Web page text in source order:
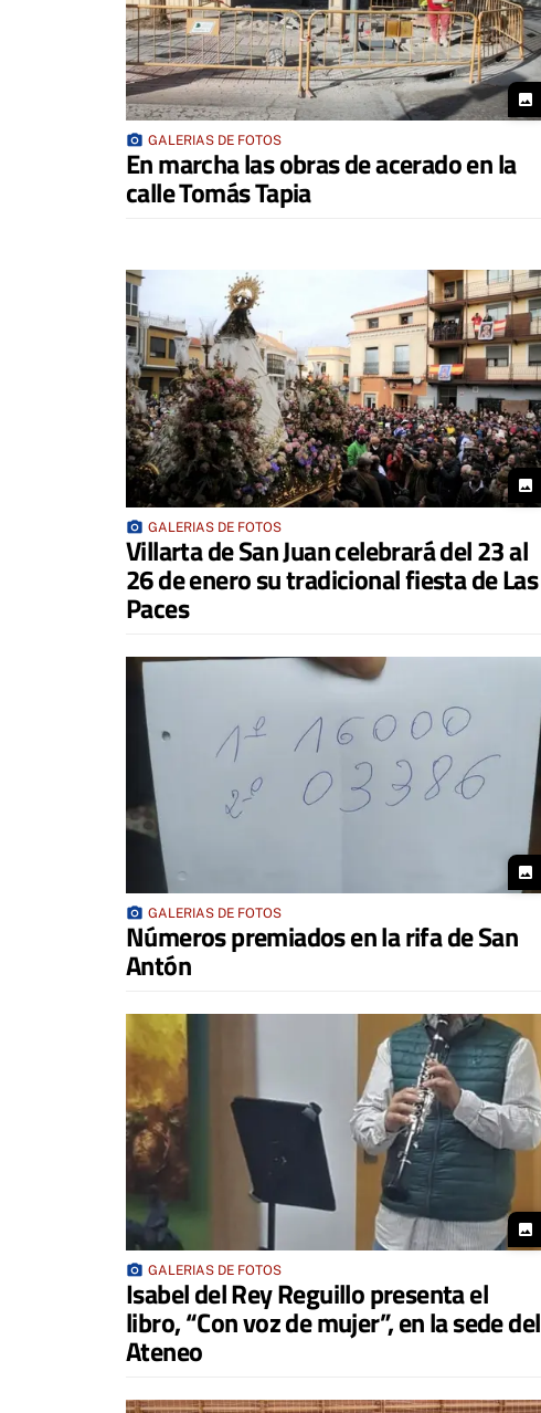
photo
photo_camera GALERIAS DE FOTOS
En marcha las obras de acerado en la
calle Tomás Tapia
photo
photo_camera GALERIAS DE FOTOS
Villarta de San Juan celebrará del 23 al
26 de enero su tradicional fiesta de Las
Paces
photo
photo_camera GALERIAS DE FOTOS
Números premiados en la rifa de San
Antón
photo
photo_camera GALERIAS DE FOTOS
Isabel del Rey Reguillo presenta el
libro, “Con voz de mujer”, en la sede del
Ateneo